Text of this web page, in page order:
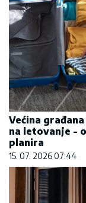
Većina
na letovanje -
planira
15. 07. 2026 07:44